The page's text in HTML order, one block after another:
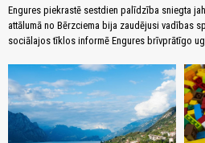
Engures piekrastē sestdien palīdzība sniegta
attālumā no Bērzciema bija zaudējusi vadības
sociālajos tīklos informē Engures brīvprātīgo